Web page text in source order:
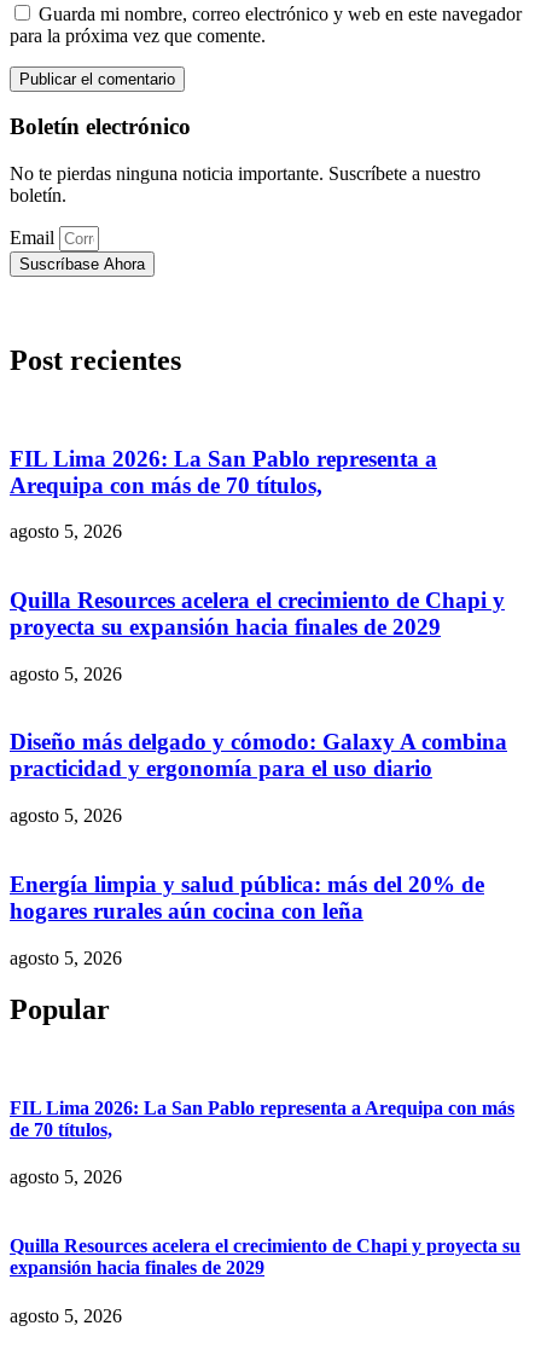
Guarda mi nombre, correo electrónico y web en este navegador
para la próxima vez que comente.
Boletín electrónico
No te pierdas ninguna noticia importante. Suscríbete a nuestro
boletín.
Email
Suscríbase Ahora
Post recientes
FIL Lima 2026: La San Pablo representa a
Arequipa con más de 70 títulos,
agosto 5, 2026
Quilla Resources acelera el crecimiento de Chapi y
proyecta su expansión hacia finales de 2029
agosto 5, 2026
Diseño más delgado y cómodo: Galaxy A combina
practicidad y ergonomía para el uso diario
agosto 5, 2026
Energía limpia y salud pública: más del 20% de
hogares rurales aún cocina con leña
agosto 5, 2026
Popular
FIL Lima 2026: La San Pablo representa a Arequipa con más
de 70 títulos,
agosto 5, 2026
Quilla Resources acelera el crecimiento de Chapi y proyecta su
expansión hacia finales de 2029
agosto 5, 2026